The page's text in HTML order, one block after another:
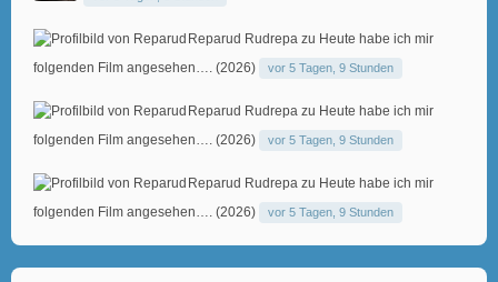
Reparud Rudrepa zu Heute habe ich mir
folgenden Film angesehen…. (2026)
vor 5 Tagen, 9 Stunden
Reparud Rudrepa zu Heute habe ich mir
folgenden Film angesehen…. (2026)
vor 5 Tagen, 9 Stunden
Reparud Rudrepa zu Heute habe ich mir
folgenden Film angesehen…. (2026)
vor 5 Tagen, 9 Stunden